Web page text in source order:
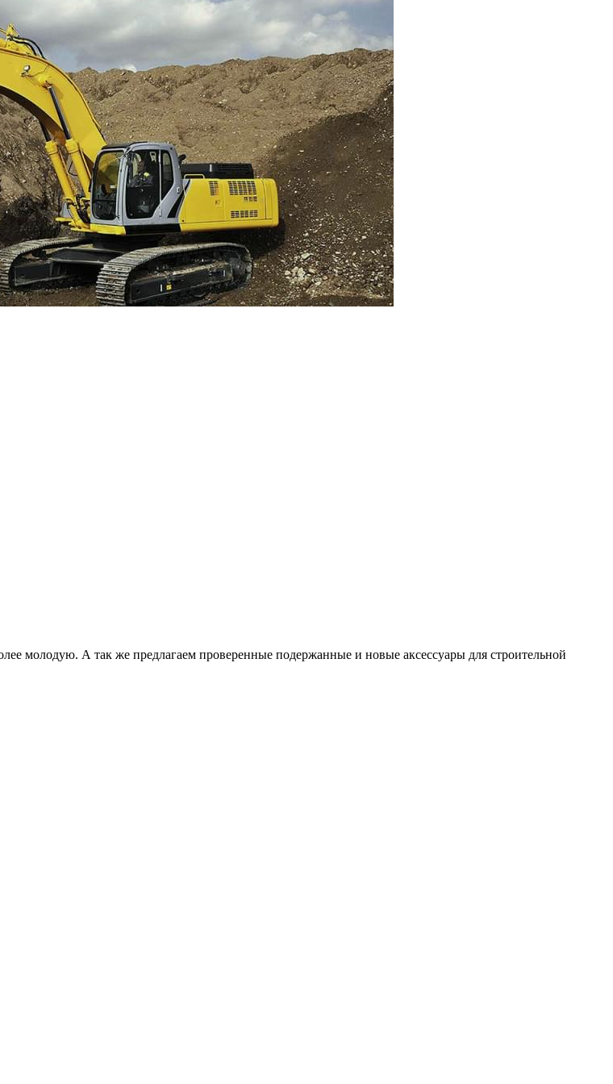
молодую. А так же предлагаем проверенные подержанные и новые аксессуары для строительной